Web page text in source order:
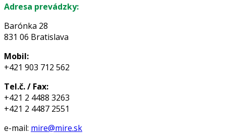
Adresa prevádzky:
Barónka 28
831 06 Bratislava
Mobil:
+421 903 712 562
Tel.č. / Fax:
+421 2 4488 3263
+421 2 4487 2551
e-mail: mire@mire.sk